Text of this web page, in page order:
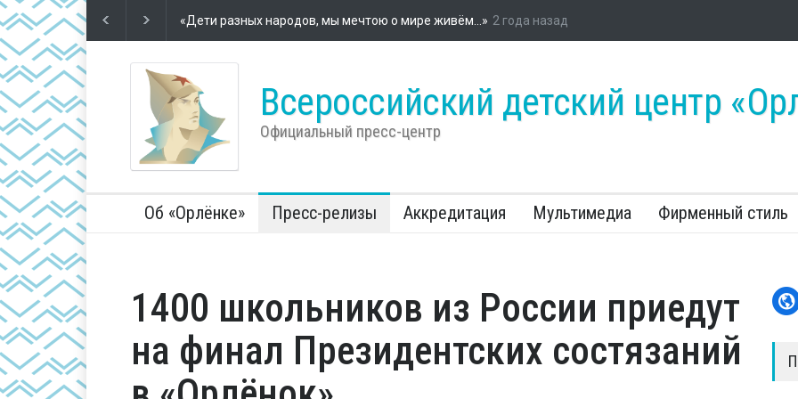
Футбол – школа жизни
Во Всероссийском детском центре «Орлёнок» стартовала энергетическая
2 года назад
Всероссийский детский центр
Официальный пресс-центр
Об «Орлёнке» Пресс-релизы Аккредитация Мультимедиа Фирменный стиль
1400 школьников из России приедут
на финал Президентских состязаний